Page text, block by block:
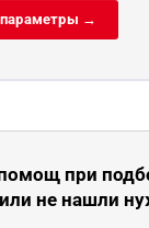
→
при
не нашли